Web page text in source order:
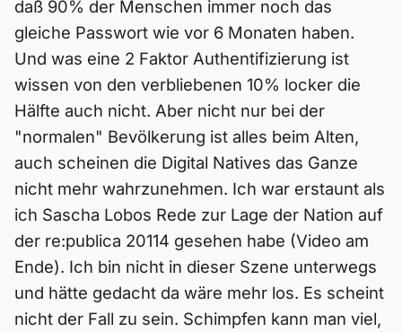
daß 90% der Menschen immer noch das
gleiche Passwort wie vor 6 Monaten haben.
Und was eine 2 Faktor Authentifizierung ist
wissen von den verbliebenen 10% locker die
Hälfte auch nicht. Aber nicht nur bei der
"normalen" Bevölkerung ist alles beim Alten,
auch scheinen die Digital Natives das Ganze
nicht mehr wahrzunehmen. Ich war erstaunt als
ich Sascha Lobos Rede zur Lage der Nation auf
der re:publica 20114 gesehen habe (Video am
Ende). Ich bin nicht in dieser Szene unterwegs
und hätte gedacht da wäre mehr los. Es scheint
nicht der Fall zu sein. Schimpfen kann man viel,